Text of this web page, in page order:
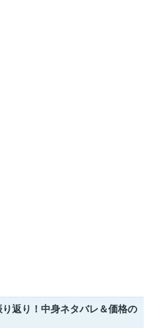
返り！中身ネタバレ＆価格の